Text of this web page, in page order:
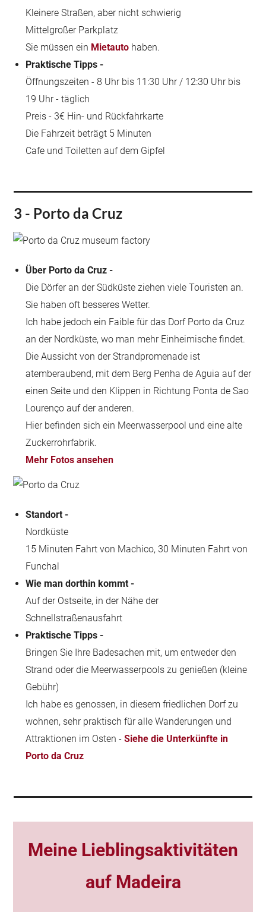
Kleinere Straßen, aber nicht schwierig
Mittelgroßer Parkplatz
Sie müssen ein Mietauto haben.
Praktische Tipps -
Öffnungszeiten - 8 Uhr bis 11:30 Uhr / 12:30 Uhr bis
19 Uhr - täglich
Preis - 3€ Hin- und Rückfahrkarte
Die Fahrzeit beträgt 5 Minuten
Cafe und Toiletten auf dem Gipfel
3 - Porto da Cruz
Über Porto da Cruz -
Die Dörfer an der Südküste ziehen viele Touristen an.
Sie haben oft besseres Wetter.
Ich habe jedoch ein Faible für das Dorf Porto da Cruz
an der Nordküste, wo man mehr Einheimische findet.
Die Aussicht von der Strandpromenade ist
atemberaubend, mit dem Berg Penha de Aguia auf der
einen Seite und den Klippen in Richtung Ponta de Sao
Lourenço auf der anderen.
Hier befinden sich ein Meerwasserpool und eine alte
Zuckerrohrfabrik.
Mehr Fotos ansehen
Standort -
Nordküste
15 Minuten Fahrt von Machico, 30 Minuten Fahrt von
Funchal
Wie man dorthin kommt -
Auf der Ostseite, in der Nähe der
Schnellstraßenausfahrt
Praktische Tipps -
Bringen Sie Ihre Badesachen mit, um entweder den
Strand oder die Meerwasserpools zu genießen (kleine
Gebühr)
Ich habe es genossen, in diesem friedlichen Dorf zu
wohnen, sehr praktisch für alle Wanderungen und
Attraktionen im Osten -Siehe die Unterkünfte in
Porto da Cruz
Meine Lieblingsaktivitäten
auf Madeira